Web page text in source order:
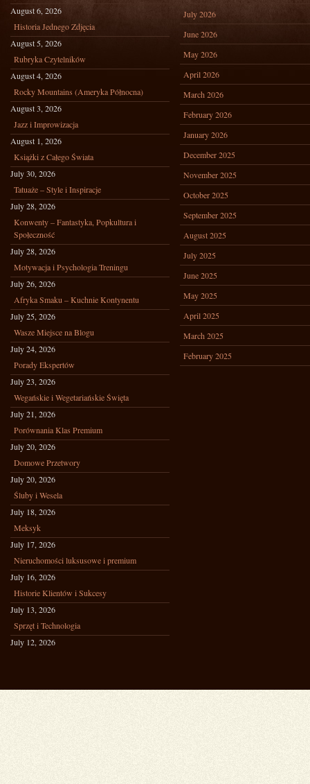
August 6, 2026
Historia Jednego Zdjęcia
August 5, 2026
Rubryka Czytelników
August 4, 2026
Rocky Mountains (Ameryka Północna)
August 3, 2026
Jazz i Improwizacja
August 1, 2026
Książki z Całego Świata
July 30, 2026
Tatuaże – Style i Inspiracje
July 28, 2026
Konwenty – Fantastyka, Popkultura i
Społeczność
July 28, 2026
Motywacja i Psychologia Treningu
July 26, 2026
Afryka Smaku – Kuchnie Kontynentu
July 25, 2026
Wasze Miejsce na Blogu
July 24, 2026
Porady Ekspertów
July 23, 2026
Wegańskie i Wegetariańskie Święta
July 21, 2026
Porównania Klas Premium
July 20, 2026
Domowe Przetwory
July 20, 2026
Śluby i Wesela
July 18, 2026
Meksyk
July 17, 2026
Nieruchomości luksusowe i premium
July 16, 2026
Historie Klientów i Sukcesy
July 13, 2026
Sprzęt i Technologia
July 12, 2026
July 2026
June 2026
May 2026
April 2026
March 2026
February 2026
January 2026
December 2025
November 2025
October 2025
September 2025
August 2025
July 2025
June 2025
May 2025
April 2025
March 2025
February 2025